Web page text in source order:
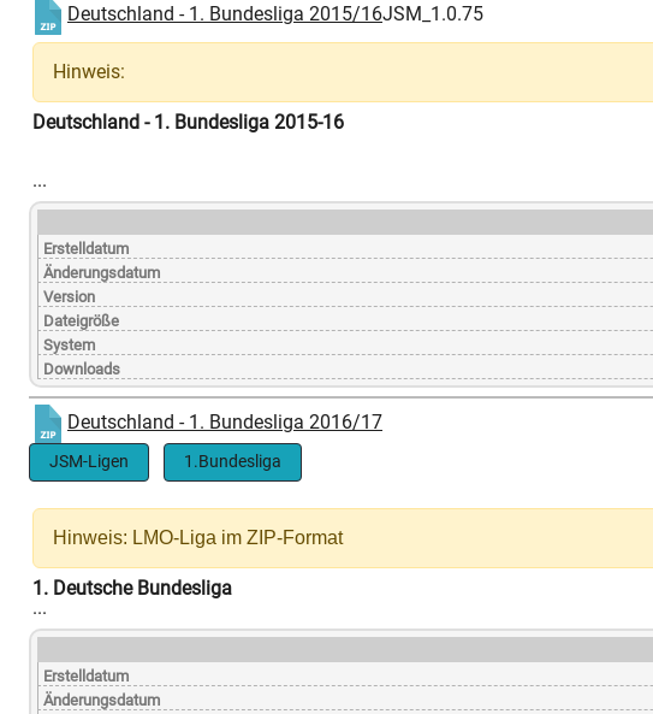
Deutschland - 1. Bundesliga 2015/16JSM_1.0.75
Hinweis:
Deutschland - 1. Bundesliga 2015-16
...
Erstelldatum
Änderungsdatum
Version
Dateigröße
System
Downloads
Deutschland - 1. Bundesliga 2016/17
JSM-Ligen 1.Bundesliga
Hinweis: LMO-Liga im ZIP-Format
1. Deutsche Bundesliga
...
Erstelldatum
Änderungsdatum